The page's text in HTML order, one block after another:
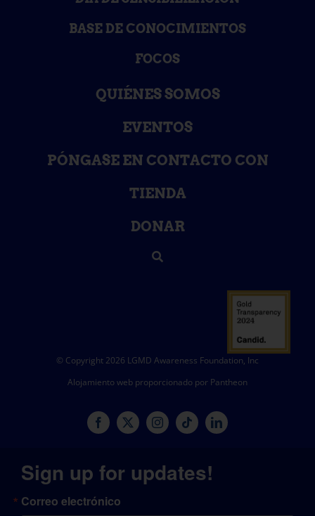
BASE DE CONOCIMIENTOS
FOCOS
QUIÉNES SOMOS
EVENTOS
PÓNGASE EN CONTACTO CON
TIENDA
DONAR
© Copyright 2026 LGMD Awareness Foundation, Inc
Alojamiento web proporcionado por Pantheon
Sign up for updates!
Correo electrónico